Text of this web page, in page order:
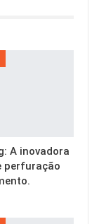
A inovadora
perfuração